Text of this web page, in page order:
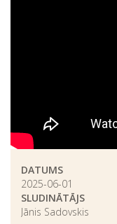
DATUMS
2025-06-01
SLUDINĀTĀJS
Jānis Sadovskis